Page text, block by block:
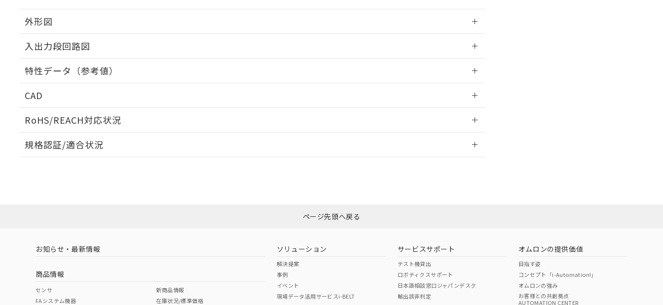
外形図
入出力段回路図
タイムチャート
特性データ（参考値）
CAD
RoHS/REACH対応状況
EU RoHS 注意事項・凡例
ダウンロードはこちら
中国 RoHS 注意事項・凡例
中国 RoHS表
規格認証/適合状況
（イギリス
（ノルウェー
（日本
（アメリカ
ページ先頭へ戻る
お知らせ・最新情報
商品情報
センサ
FAシステム機器
新商品情報
在庫状況/標準価格
ソリューション
解決提案
事例
イベント
現場データ活用サービスi-BELT
サービスサポート
テスト機貸出
ロボティクスサポート
日本語相談窓口ジャパンデスク
輸出該非判定
オムロンの提供価値
目指す姿
コンセプト「i-Automation!」
オムロンの強み
お客様との共創拠点
AUTOMATION CENTER